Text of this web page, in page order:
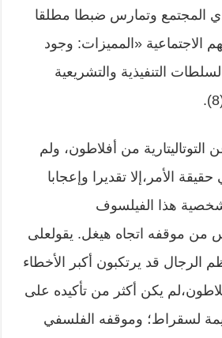
المجتمع وتمارس ضبطا مطلقا
الاجتماعية «المميزات: وجود
التنفيذية والتشريعية
التوتاليتارية من أفلاطون، ولم
الأمر،إلا تقديرا وإعجابا
هذا الفيلسوف
من موقفه اتجاه هيغل. يقولعلى
الرجال قد يرتكبون أكبر الأخطاء
يكن أكثر من تأكيده على
لسقراط؛ وموقفه الفلسفي